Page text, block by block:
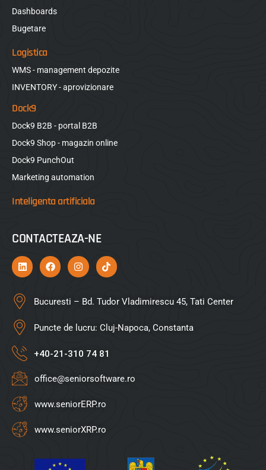
Dashboards
Bugetare
Logistica
WMS - management depozite
INVENTORY - aprovizionare
Dock9
Dock9 B2B - portal B2B
Dock9 Shop - magazin online
Dock9 PunchOut
Marketing automation
Inteligenta artificiala
CONTACTEAZA-NE
Bucuresti – Bd. Tudor Vladimirescu 45, Tati Center
Puncte de lucru: Cluj-Napoca, Constanta
+40-21-310 74 81
office@seniorsoftware.ro
www.seniorERP.ro
www.seniorXRP.ro